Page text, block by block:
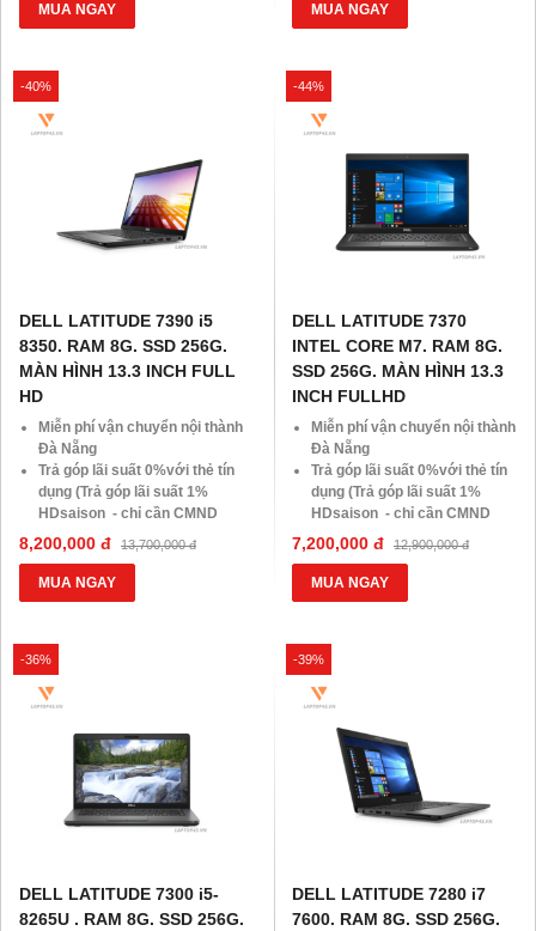
SSD
Giảm giá trực tiếp đối với
10.000 Voucher Giảm
Giá 500.000đ
MUA NGAY
SSD
Giảm giá trực tiếp đối với
10.000 Voucher Giảm
Giá 500.000đ
MUA NGAY
-40%
DELL LATITUDE 7390 i5
8350. RAM 8G. SSD 256G.
MÀN HÌNH 13.3 INCH FULL
HD
Miễn phí vận chuyển nội thành
Đà Nẵng
Trả góp lãi suất 0%với thẻ tín
dụng (Trả góp lãi suất 1%
HDsaison - chỉ cần CMND
BLX hoặc hộ khẩu gốc )
Giảm 20%khi nâng cấp Ram-
SSD
Giảm giá trực tiếp đối với
10.000 Voucher Giảm
Giá 500.000đ
8,200,000 đ 13,700,000 đ
MUA NGAY
-44%
DELL LATITUDE 7370
INTEL CORE M7. RAM 8G.
SSD 256G. MÀN HÌNH 13.3
INCH FULLHD
Miễn phí vận chuyển nội thành
Đà Nẵng
Trả góp lãi suất 0%với thẻ tín
dụng (Trả góp lãi suất 1%
HDsaison - chỉ cần CMND
BLX hoặc hộ khẩu gốc )
Giảm 20%khi nâng cấp Ram-
SSD
Giảm giá trực tiếp đối với
10.000 Voucher Giảm
Giá 500.000đ
7,200,000 đ 12,900,000 đ
MUA NGAY
-36%
DELL LATITUDE 7300 i5-
8265U . RAM 8G. SSD 256G.
-39%
DELL LATITUDE 7280 i7
7600. RAM 8G. SSD 256G.